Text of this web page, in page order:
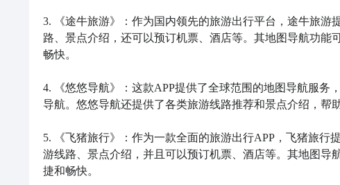
3. 《途牛旅游》：作为国内领先的旅游出行平台，途牛旅
路、景点介绍，还可以预订机票、酒店等。其地图导航功
畅快。
4. 《悠悠导航》：这款APP提供了全球范围的地图导航服务
导航。悠悠导航还提供了各类旅游线路推荐和景点介绍，帮
5. 《飞猪旅行》：作为一款全面的旅游出行APP，飞猪旅
游线路、景点介绍，并且可以预订机票、酒店等。其地图
捷和畅快。